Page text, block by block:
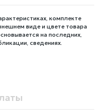
комплекте
виде и цвете товара
на последних,
сведениях.